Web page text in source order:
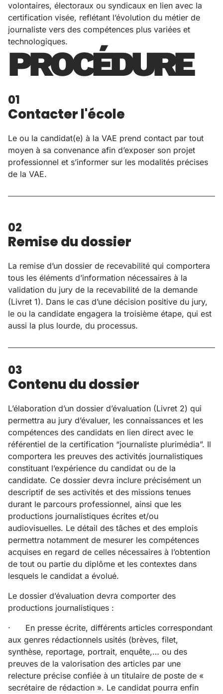
volontaires, électoraux ou syndicaux en lien avec la
certification visée, reflétant l’évolution du métier de
journaliste vers des compétences plus variées et
technologiques.
PROCÉDURE
01
Contacter l'école
Le ou la candidat(e) à la VAE prend contact par tout
moyen à sa convenance afin d’exposer son projet
professionnel et s’informer sur les modalités précises
de la VAE.
02
Remise du dossier
La remise d’un dossier de recevabilité qui comportera
tous les éléments d’information nécessaires à la
validation du jury de la recevabilité de la demande
(Livret 1). Dans le cas d’une décision positive du jury,
le ou la candidate engagera la troisième étape, qui est
aussi la plus lourde, du processus.
03
Contenu du dossier
L’élaboration d’un dossier d’évaluation (Livret 2) qui
permettra au jury d’évaluer, les connaissances et les
compétences des candidats en lien direct avec le
référentiel de la certification “journaliste plurimédia”. Il
comportera les preuves des activités journalistiques
constituant l’expérience du candidat ou de la
candidate. Ce dossier devra inclure précisément un
descriptif de ses activités et des missions tenues
durant le parcours professionnel, ainsi que les
productions journalistiques écrites et/ou
audiovisuelles. Le détail des tâches et des emplois
permettra notamment de mesurer les compétences
acquises en regard de celles nécessaires à l’obtention
de tout ou partie du diplôme et les contextes dans
lesquels le candidat a évolué.
Le dossier d’évaluation devra comporter des
productions journalistiques :
· En presse écrite, différents articles correspondant
aux genres rédactionnels usités (brèves, filet,
synthèse, reportage, portrait, enquête,… ou des
preuves de la valorisation des articles par une
relecture précise confiée à un titulaire de poste de «
secrétaire de rédaction ». Le candidat pourra enfin